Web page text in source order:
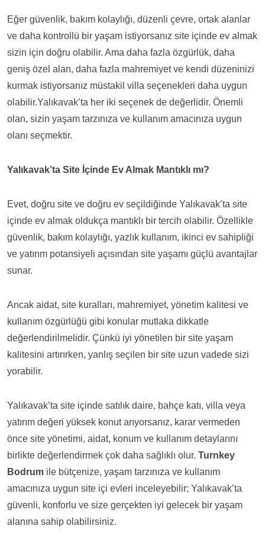
Eğer güvenlik, bakım kolaylığı, düzenli çevre, ortak alanlar
ve daha kontrollü bir yaşam istiyorsanız site içinde ev almak
sizin için doğru olabilir. Ama daha fazla özgürlük, daha
geniş özel alan, daha fazla mahremiyet ve kendi düzeninizi
kurmak istiyorsanız müstakil villa seçenekleri daha uygun
olabilir.Yalıkavak’ta her iki seçenek de değerlidir. Önemli
olan, sizin yaşam tarzınıza ve kullanım amacınıza uygun
olanı seçmektir.
Yalıkavak’ta Site İçinde Ev Almak Mantıklı mı?
Evet, doğru site ve doğru ev seçildiğinde Yalıkavak’ta site
içinde ev almak oldukça mantıklı bir tercih olabilir. Özellikle
güvenlik, bakım kolaylığı, yazlık kullanım, ikinci ev sahipliği
ve yatırım potansiyeli açısından site yaşamı güçlü avantajlar
sunar.
Ancak aidat, site kuralları, mahremiyet, yönetim kalitesi ve
kullanım özgürlüğü gibi konular mutlaka dikkatle
değerlendirilmelidir. Çünkü iyi yönetilen bir site yaşam
kalitesini artırırken, yanlış seçilen bir site uzun vadede sizi
yorabilir.
Yalıkavak’ta site içinde satılık daire, bahçe katı, villa veya
yatırım değeri yüksek konut arıyorsanız, karar vermeden
önce site yönetimi, aidat, konum ve kullanım detaylarını
birlikte değerlendirmek çok daha sağlıklı olur. Turnkey
Bodrum ile bütçenize, yaşam tarzınıza ve kullanım
amacınıza uygun site içi evleri inceleyebilir; Yalıkavak’ta
güvenli, konforlu ve size gerçekten iyi gelecek bir yaşam
alanına sahip olabilirsiniz.